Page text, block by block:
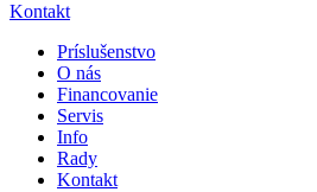
Kontakt
Príslušenstvo
O nás
Financovanie
Servis
Info
Rady
Kontakt